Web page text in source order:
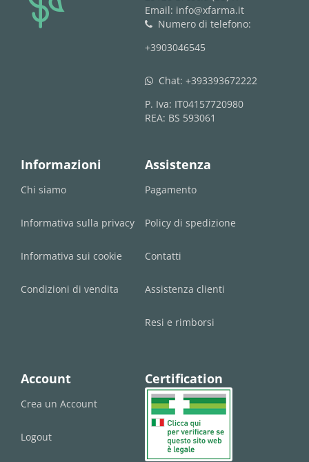
Email: info@xfarma.it
phone
Numero di telefono:
+3903046545
whatsapp Chat: +393393672222
P. Iva: IT04157720980
REA: BS 593061
Informazioni
Chi siamo
Informativa sulla privacy
Informativa sui cookie
Condizioni di vendita
Assistenza
Pagamento
Policy di spedizione
Contatti
Assistenza clienti
Resi e rimborsi
Account
Crea un Account
Logout
Certification